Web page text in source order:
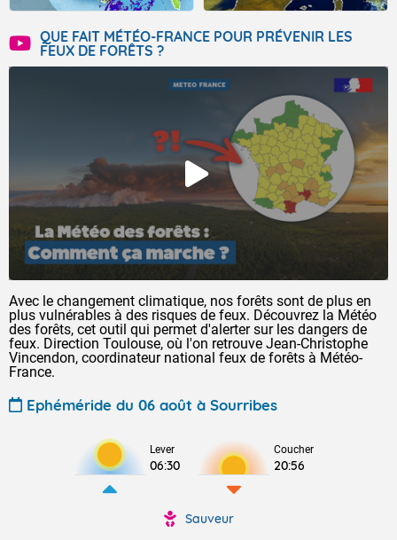
QUE FAIT MÉTÉO-FRANCE POUR PRÉVENIR LES
FEUX DE FORÊTS ?
Avec le changement climatique, nos forêts sont de plus en
plus vulnérables à des risques de feux. Découvrez la Météo
des forêts, cet outil qui permet d'alerter sur les dangers de
feux. Direction Toulouse, où l'on retrouve Jean-Christophe
Vincendon, coordinateur national feux de forêts à Météo-
France.
Ephéméride du 06 août à Sourribes
Lever
06:30
Coucher
20:56
Sauveur